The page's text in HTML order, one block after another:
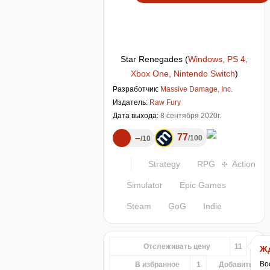
Star Renegades (Windows, PS 4,
Xbox One, Nintendo Switch)
Разработчик: Massive Damage, Inc.
Издатель: Raw Fury
Дата выхода: 8 сентября 2020г.
– 10 77 100
Strategy RPG Action
Simulator Epic Games
Steam GoG Indie
Отслеживать цену 11
В избранное 1 Добавить...